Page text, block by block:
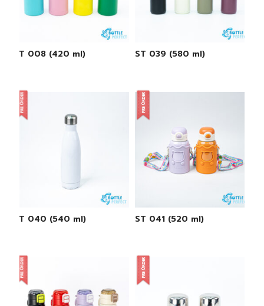
ST 008 (420 ml) ST 039 (580 ml)
ST 040 (540 ml) ST 041 (520 ml)